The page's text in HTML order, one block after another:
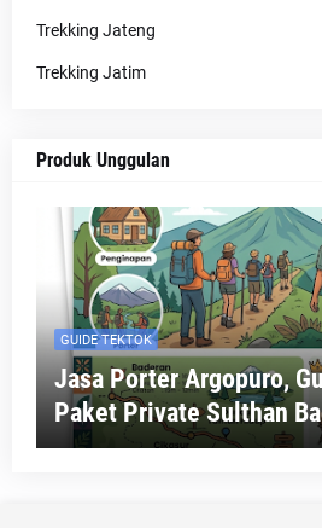
Trekking Jateng
Trekking Jatim
Produk Unggulan
GUIDE TEKTOK
Jasa Porter Argopuro,
Paket Private Sulthan